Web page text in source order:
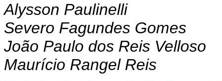
Alysson Paulinelli
Severo Fagundes Gomes
João Paulo dos Reis Velloso
Maurício Rangel Reis